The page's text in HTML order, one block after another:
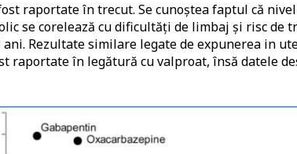
raportate în trecut. Se cunoștea faptul că
se corelează cu dificultăți de limbaj și risc de
Rezultate similare legate de expunerea in
raportate în legătură cu valproat, însă datele